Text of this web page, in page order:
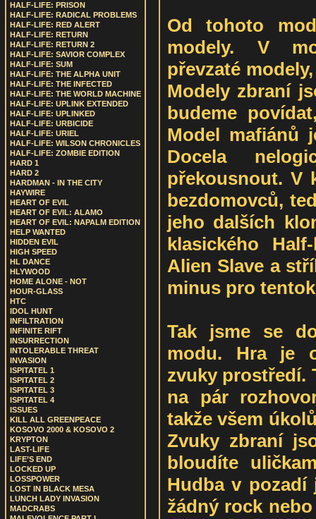
HALF-LIFE: PRISON
HALF-LIFE: RADICAL PROBLEMS
HALF-LIFE: RED ALERT
HALF-LIFE: RETURN
HALF-LIFE: RETURN 2
HALF-LIFE: SAVIOR COMPLEX
HALF-LIFE: SUM
HALF-LIFE: THE ALPHA UNIT
HALF-LIFE: THE INFECTED
HALF-LIFE: THE WORLD MACHINE
HALF-LIFE: UPLINK EXTENDED
HALF-LIFE: UPLINKED
HALF-LIFE: URBICIDE
HALF-LIFE: URIEL
HALF-LIFE: WILSON CHRONICLES
HALF-LIFE: ZOMBIE EDITION
HARD 1
HARD 2
HARDMAN - IN THE CITY
HAYWIRE
HEART OF EVIL
HEART OF EVIL: ALAMO
HEART OF EVIL: NAPALM EDITION
HELP WANTED
HIDDEN EVIL
HIGH SPEED
HL DANCE
HLYWOOD
HOME ALONE - NOT
HOUR-GLASS
HTC
IDOL HUNT
INFILTRATION
INFINITE RIFT
INSURRECTION
INTOLERABLE THREAT
INVASION
ISPITATEL 1
ISPITATEL 2
ISPITATEL 3
ISPITATEL 4
ISSUES
KILL ALL GREENPEACE
KOSOVO 2000 & KOSOVO 2
KRYPTON
LAST-LIFE
LIFE’S END
LOCKED UP
LOSSPOWER
LOST IN BLACK MESA
LUNCH LADY INVASION
MADCRABS
Od tohoto
modely. V
převzaté
Modely zbraní
budeme
Model mafiánů
Docela
překousnout. V
bezdomovců,
jeho dalších
klasického
Alien Slave a
minus pro
Tak jsme se
modu. Hra je
zvuky prostředí.
na pár
takže všem
Zvuky zbraní
bloudíte
Hudba v pozadí
žádný rock